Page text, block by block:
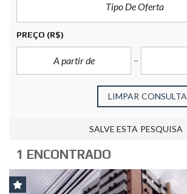
Tipo De Oferta
PREÇO (R$)
LIMPAR CONSULTA
SALVE ESTA PESQUISA
1 ENCONTRADO